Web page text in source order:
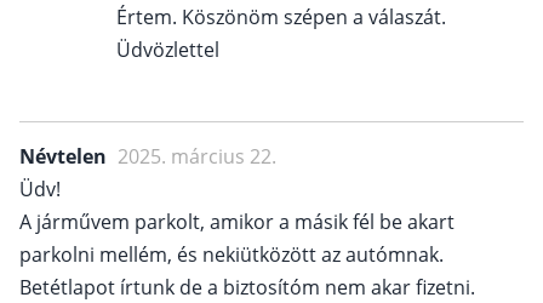
Értem. Köszönöm szépen a válaszát.
Üdvözlettel
Névtelen 2025. március 22.
Üdv!
A járművem parkolt, amikor a másik fél be akart
parkolni mellém, és nekiütközött az autómnak.
Betétlapot írtunk de a biztosítóm nem akar fizetni.